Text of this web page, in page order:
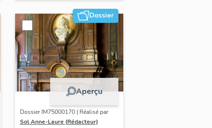
Dossier
Aperçu
Dossier IM75000170 | Réalisé par
Sol Anne-Laure (Rédacteur)